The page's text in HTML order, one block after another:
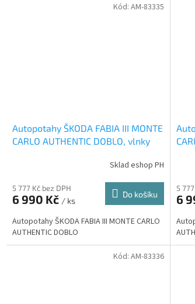
Autopotahy ŠKODA FABIA III MONTE
CARLO AUTHENTIC DOBLO, vlnky
Sklad eshop PH
5 777 Kč bez DPH
6 990 Kč / ks
Do košíku
Autopotahy ŠKODA FABIA III MONTE CARLO
AUTHENTIC DOBLO
Kód: AM-83335
5
6
Kód: AM-83336